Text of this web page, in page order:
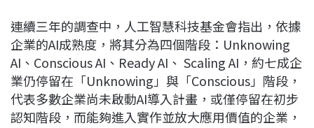
連續三年的調查中，人工智慧科技基金會指出，依據
企業的AI成熟度，將其分為四個階段：Unknowing
AI、Conscious AI、Ready AI、 Scaling AI，約七成企
業仍停留在「Unknowing」與「Conscious」階段，
代表多數企業尚未啟動AI導入計畫，或僅停留在初步
認知階段，而能夠進入實作並放大應用價值的企業，